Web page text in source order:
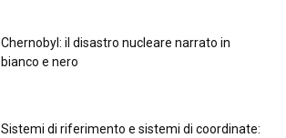
Chernobyl: il disastro nucleare narrato in
bianco e nero
Sistemi di riferimento e sistemi di coordinate: